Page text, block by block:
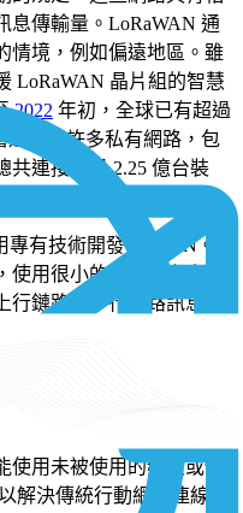
息傳輸量。LoRaWAN 通
情境，例如偏遠地區。雖
LoRaWAN 晶片組的智慧
2022 年初，全球已有超過
運商和許多私有網路，包
共連接超過 2.25 億台裝
專有技術開發 LPWAN。
使用很小的頻段。它支援
鏈路和下行鏈路訊息大
用未被使用的頻段或保
解決傳統行動網路連線的